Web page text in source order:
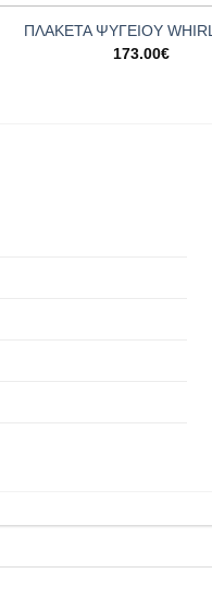
ΠΛΑΚΕΤΑ ΨΥΓΕΙΟΥ
173.00€